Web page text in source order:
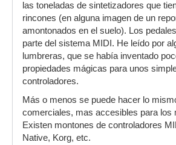
las toneladas de sintetizadores que
rincones (en alguna imagen de un
amontonados en el suelo). Los
parte del sistema MIDI. He leído por
lumbreras, que se había inventado
propiedades mágicas para unos
controladores.
Más o menos se puede hacer lo
comerciales, mas accesibles para los
Existen montones de controladores
Native, Korg, etc.